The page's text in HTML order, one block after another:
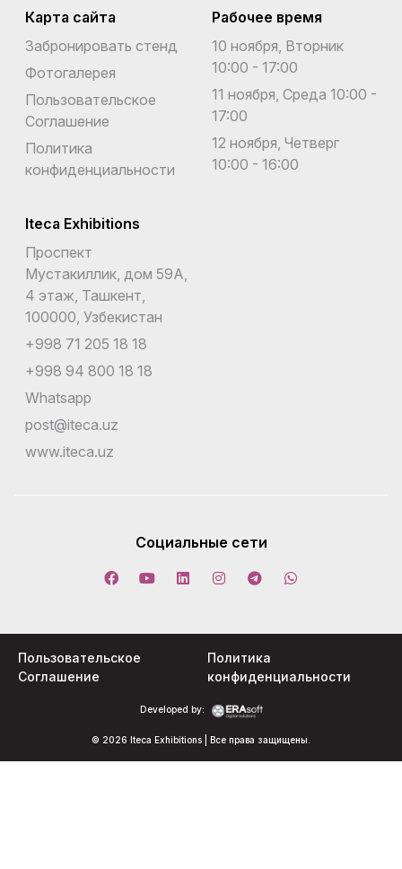
Карта сайта
Забронировать стенд
Фотогалерея
Пользовательское
Соглашение
Политика
конфиденциальности
Рабочее время
10 ноября, Вторник
10:00 - 17:00
11 ноября, Среда 10:00 -
17:00
12 ноября, Четверг
10:00 - 16:00
Iteca Exhibitions
Проспект
Мустакиллик, дом 59А,
4 этаж, Ташкент,
100000, Узбекистан
+998 71 205 18 18
+998 94 800 18 18
Whatsapp
post@iteca.uz
www.iteca.uz
Социальные сети
© 2026 Iteca Exhibitions | Все права защищены.
Developed by:
Пользовательское
Соглашение
Политика
конфиденциальности